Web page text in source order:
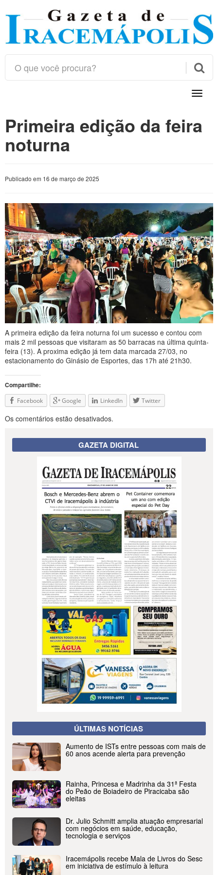

Toggle
Primeira edição da feira
noturna
Publicado em 16 de março de 2025
A primeira edição da feira noturna foi um sucesso e contou com
mais 2 mil pessoas que visitaram as 50 barracas na última quinta-
feira (13). A proxima edição já tem data marcada 27/03, no
estacionamento do Ginásio de Esportes, das 17h até 21h30.
Compartilhe:
Facebook Google LinkedIn Twitter
Os comentários estão desativados.
GAZETA DIGITAL
ÚLTIMAS NOTÍCIAS
Aumento de ISTs entre pessoas com mais de
60 anos acende alerta para prevenção
Rainha, Princesa e Madrinha da 31ª Festa
do Peão de Boiadeiro de Piracicaba são
eleitas
Dr. Julio Schmitt amplia atuação empresarial
com negócios em saúde, educação,
tecnologia e serviços
Iracemápolis recebe Mala de Livros do Sesc
em iniciativa de estímulo à leitura